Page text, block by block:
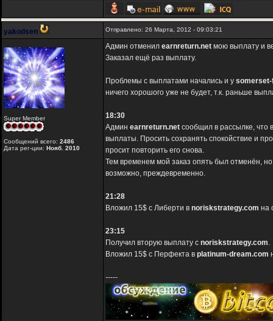
yakodsen Отправлено: 26 Марта, 2012 - 09:03:21
Super Member
Сообщений всего: 2486
Дата рег-ции: Нояб. 2010
Админ отменил earnreturn.net мою выплату и
Заказал ещё раз выплату.
Проблемы с выплатами начались и у
ничего хорошого уже не будет, т.к. раньше
18:30
Админ earnreturn.net сообщил в рассылке, что
выплаты. Просить сохранять спокойствие и
просит повторить его снова.
Тем временем мой заказ опять был отменён,
возможно, преждевременно.
21:28
Вложил 15$ с Либерти в noriskstrategy.com на
23:15
Получил вторую выплату с noriskstrategy.com.
Вложил 15$ с Перфекта в platinum-dream.com
-----